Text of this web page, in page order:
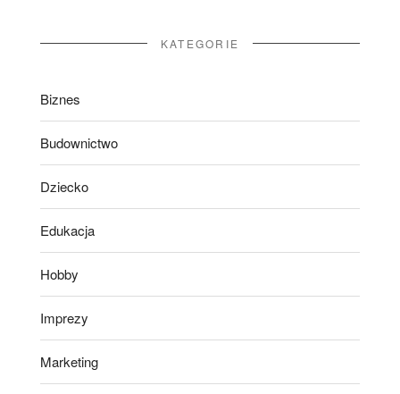
KATEGORIE
Biznes
Budownictwo
Dziecko
Edukacja
Hobby
Imprezy
Marketing